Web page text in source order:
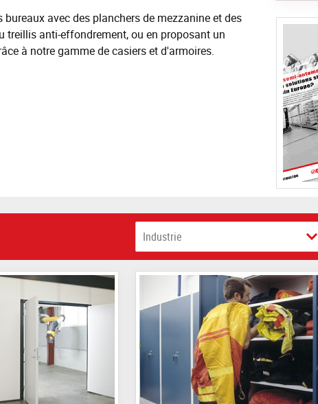
avec des planchers de mezzanine et des
treillis anti-effondrement, ou en proposant un
à notre gamme de casiers et d'armoires.
Industrie